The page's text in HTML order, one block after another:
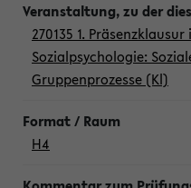
270135 1.
Sozialpsychologie:
Gruppenprozesse (Kl)
H4